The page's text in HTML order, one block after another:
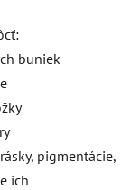
buniek
pigmentácie,
ich